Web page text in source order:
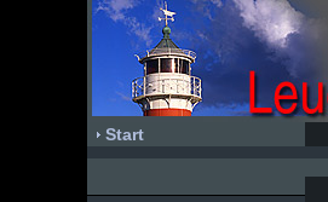
Start